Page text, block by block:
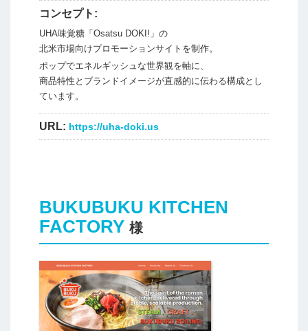
コンセプト:
UHA味覚糖「Osatsu DOKI!」の
北米市場向けプロモーションサイトを制作。
ポップでエネルギッシュな世界観を軸に、
商品特性とブランドイメージが直感的に伝わる構成とし
ています。
URL: https://uha-doki.us
BUKUBUKU KITCHEN
FACTORY 様